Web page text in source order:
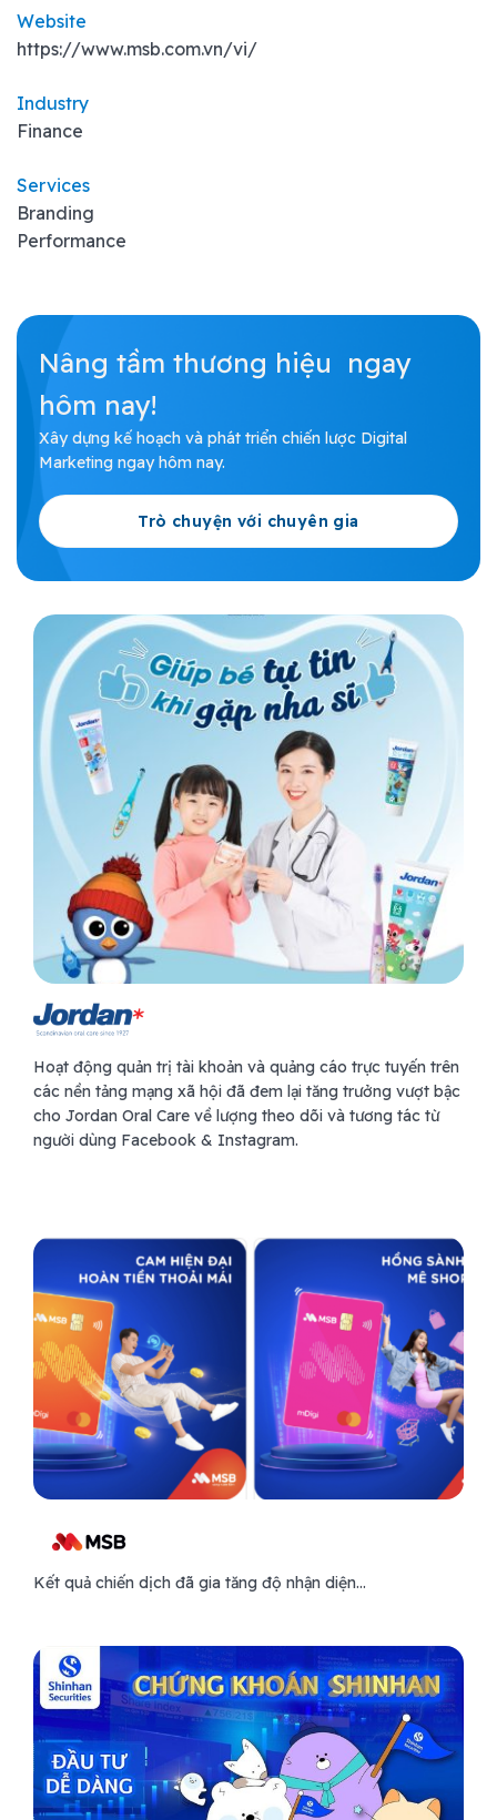
Website
https://www.msb.com.vn/vi/
Industry
Finance
Services
Branding
Performance
Nâng tầm thương hiệu ngay
hôm nay!
Xây dựng kế hoạch và phát triển chiến lược Digital
Marketing ngay hôm nay.
Trò chuyện với chuyên gia
Hoạt động quản trị tài khoản và quảng cáo trực tuyến trên
các nền tảng mạng xã hội đã đem lại tăng trưởng vượt bậc
cho Jordan Oral Care về lượng theo dõi và tương tác từ
người dùng Facebook & Instagram.
Kết quả chiến dịch đã gia tăng độ nhận diện...